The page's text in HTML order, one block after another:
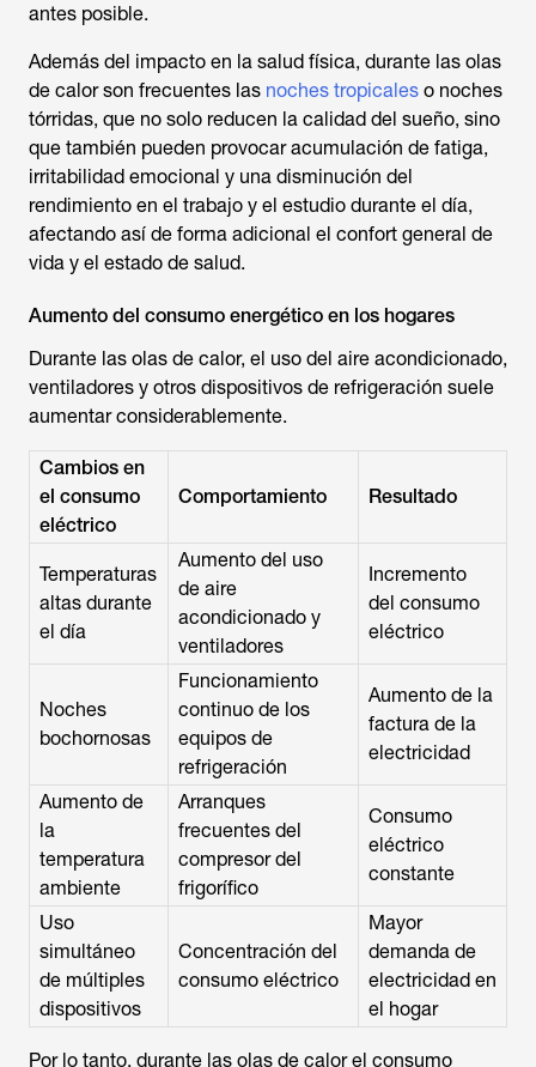
antes posible.
Además del impacto en la salud física, durante las olas
de calor son frecuentes las noches tropicales o noches
tórridas, que no solo reducen la calidad del sueño, sino
que también pueden provocar acumulación de fatiga,
irritabilidad emocional y una disminución del
rendimiento en el trabajo y el estudio durante el día,
afectando así de forma adicional el confort general de
vida y el estado de salud.
Aumento del consumo energético en los hogares
Durante las olas de calor, el uso del aire acondicionado,
ventiladores y otros dispositivos de refrigeración suele
aumentar considerablemente.
Cambios en
el consumo
eléctrico
Comportamiento Resultado
Temperaturas
altas durante
el día
Aumento del uso
de aire
acondicionado y
ventiladores
Incremento
del consumo
eléctrico
Noches
bochornosas
Funcionamiento
continuo de los
equipos de
refrigeración
Aumento de la
factura de la
electricidad
Aumento de
la
temperatura
ambiente
Arranques
frecuentes del
compresor del
frigorífico
Consumo
eléctrico
constante
Uso
simultáneo
de múltiples
dispositivos
Concentración del
consumo eléctrico
Mayor
demanda de
electricidad en
el hogar
Por lo tanto, durante las olas de calor el consumo